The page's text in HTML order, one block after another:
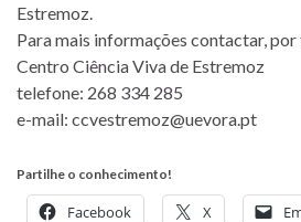
Estremoz.
Para mais informações contactar,
Centro Ciência Viva de Estremoz
telefone: 268 334 285
e-mail: ccvestremoz@uevora.pt
Partilhe o conhecimento!
Facebook X